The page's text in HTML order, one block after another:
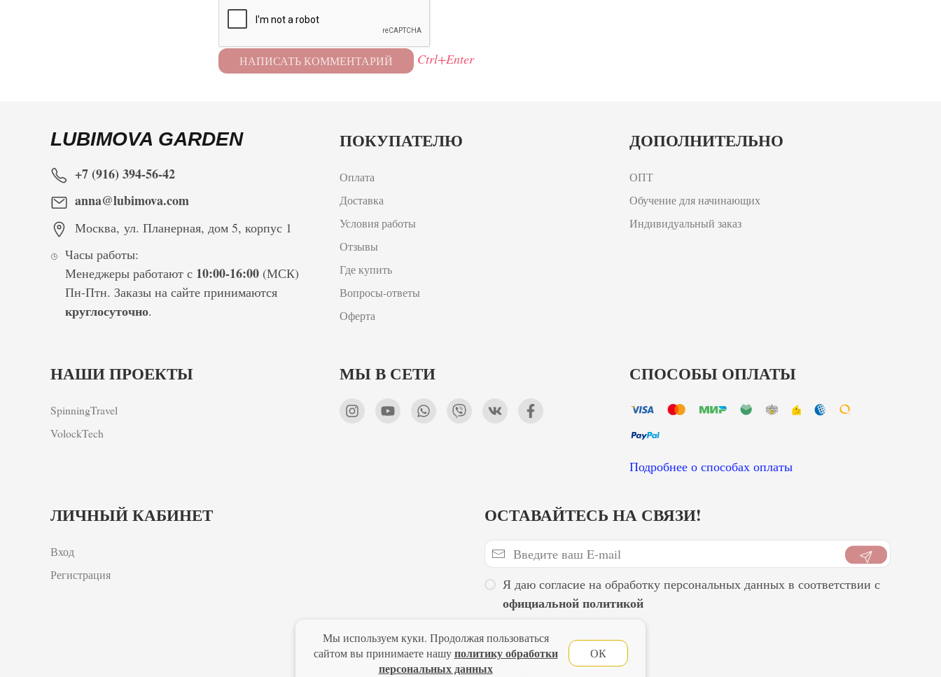
Ctrl+Enter
LUBIMOVA GARDEN
+7 (916) 394-56-42
anna@lubimova.com
Москва, ул. Планерная, дом 5, корпус 1
Часы работы:
Менеджеры работают с 10:00-16:00 (МСК)
Пн-Птн. Заказы на сайте принимаются
круглосуточно.
ПОКУПАТЕЛЮ
Оплата
Доставка
Условия работы
Отзывы
Где купить
Вопросы-ответы
Оферта
ДОПОЛНИТЕЛЬНО
ОПТ
Обучение для начинающих
Индивидуальный заказ
НАШИ ПРОЕКТЫ
SpinningTravel
VolockTech
МЫ В СЕТИ СПОСОБЫ ОПЛАТЫ
Подробнее о способах оплаты
ЛИЧНЫЙ КАБИНЕТ
Вход
Регистрация
ОСТАВАЙТЕСЬ НА СВЯЗИ!
Я даю согласие на обработку персональных данных в соответствии с
официальной политикой
Главная Политика конфиденциальности Оферта Новости
Lubimova.com. Все права защищены.
Мы используем куки. Продолжая пользоваться
сайтом вы принимаете нашуполитику обработки
персональных данных
ОК